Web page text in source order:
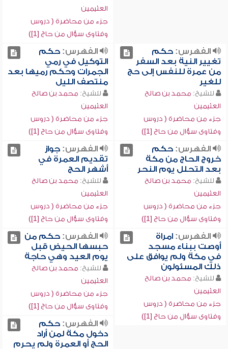
العثيمين
جزء من محاضرة ( دروس
وفتاوى سؤال من حاج [1])
الفهرس:حكم
تغيير النية بعد السفر
من عمرة للنفس إلى حج
للغير
للشيخ: محمد بن صالح
العثيمين
جزء من محاضرة ( دروس
وفتاوى سؤال من حاج [1])
الفهرس:حكم
التوكيل في رمي
الجمرات وحكم رميها بعد
منتصف الليل
للشيخ: محمد بن صالح
العثيمين
جزء من محاضرة ( دروس
وفتاوى سؤال من حاج [1])
الفهرس:حكم
خروج الحاج من مكة
بعد التحلل يوم النحر
للشيخ: محمد بن صالح
العثيمين
جزء من محاضرة ( دروس
وفتاوى سؤال من حاج [1])
الفهرس:جواز
تقديم العمرة في
أشهر الحج
للشيخ: محمد بن صالح
العثيمين
جزء من محاضرة ( دروس
وفتاوى سؤال من حاج [1])
الفهرس:امراة
أوصت ببناء مسجد
في مكة ولم يوافق على
ذلك المسئولون
للشيخ: محمد بن صالح
العثيمين
جزء من محاضرة ( دروس
وفتاوى سؤال من حاج [1])
الفهرس:حكم من
حبسها الحيض قبل
يوم العيد وهي حاجة
للشيخ: محمد بن صالح
العثيمين
جزء من محاضرة ( دروس
وفتاوى سؤال من حاج [1])
الفهرس:حكم
دخول مكة لمن أراد
الحج أو العمرة ولم يحرم